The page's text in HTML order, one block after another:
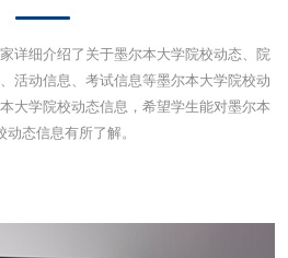
详细介绍了关于墨尔本大学院校动态、院
活动信息、考试信息等墨尔本大学院校动
大学院校动态信息，希望学生能对墨尔本
动态信息有所了解。